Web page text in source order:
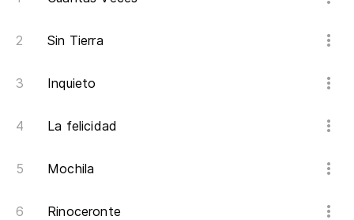
Sin Tierra
Inquieto
La felicidad
Mochila
Rinoceronte